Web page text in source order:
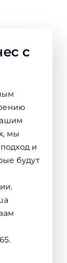
с
мы
и
будут